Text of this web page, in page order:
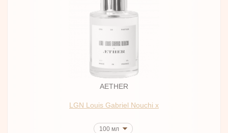
AETHER
LGN Louis Gabriel Nouchi x
100 мл